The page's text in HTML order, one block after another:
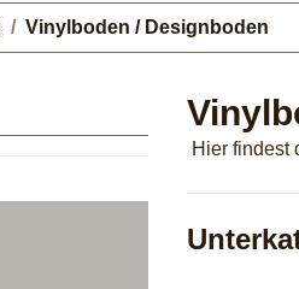
Vinylboden / Designboden
Hier findest